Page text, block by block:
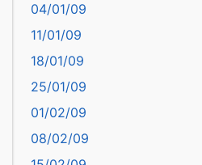
Bartın
başkentler
Batman
Bayburt
Bilecik
Bingöl
04/01/09
11/01/09
18/01/09
25/01/09
01/02/09
08/02/09